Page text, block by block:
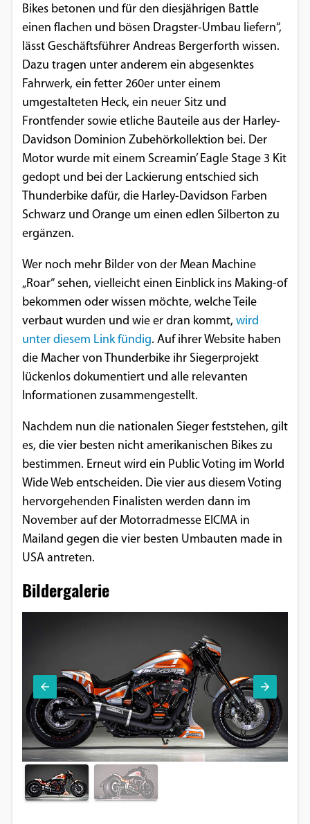
Bikes betonen und für den diesjährigen Battle
einen flachen und bösen Dragster-Umbau liefern“,
lässt Geschäftsführer Andreas Bergerforth wissen.
Dazu tragen unter anderem ein abgesenktes
Fahrwerk, ein fetter 260er unter einem
umgestalteten Heck, ein neuer Sitz und
Frontfender sowie etliche Bauteile aus der Harley-
Davidson Dominion Zubehörkollektion bei. Der
Motor wurde mit einem Screamin’ Eagle Stage 3 Kit
gedopt und bei der Lackierung entschied sich
Thunderbike dafür, die Harley-Davidson Farben
Schwarz und Orange um einen edlen Silberton zu
ergänzen.
Wer noch mehr Bilder von der Mean Machine
„Roar“ sehen, vielleicht einen Einblick ins Making-of
bekommen oder wissen möchte, welche Teile
verbaut wurden und wie er dran kommt, wird
unter diesem Link fündig. Auf ihrer Website haben
die Macher von Thunderbike ihr Siegerprojekt
lückenlos dokumentiert und alle relevanten
Informationen zusammengestellt.
Nachdem nun die nationalen Sieger feststehen, gilt
es, die vier besten nicht amerikanischen Bikes zu
bestimmen. Erneut wird ein Public Voting im World
Wide Web entscheiden. Die vier aus diesem Voting
hervorgehenden Finalisten werden dann im
November auf der Motorradmesse EICMA in
Mailand gegen die vier besten Umbauten made in
USA antreten.
Bildergalerie
EXTERNE MEDIEN
Um Inhalte von Videoplattformen und
Social Media Plattformen anzeigen zu
können, werden von diesen externen
Medien Cookies gesetzt.
Vimeo
Google Maps
Google